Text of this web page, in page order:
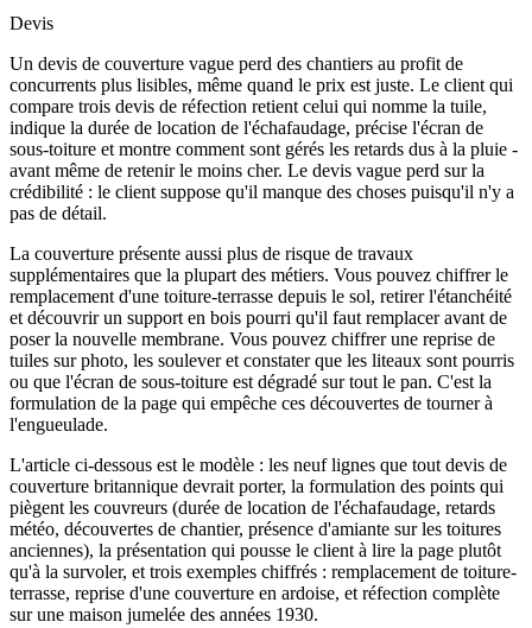
Devis
Un devis de couverture vague perd des chantiers au profit de
concurrents plus lisibles, même quand le prix est juste. Le client qui
compare trois devis de réfection retient celui qui nomme la tuile,
indique la durée de location de l'échafaudage, précise l'écran de
sous-toiture et montre comment sont gérés les retards dus à la pluie -
avant même de retenir le moins cher. Le devis vague perd sur la
crédibilité : le client suppose qu'il manque des choses puisqu'il n'y a
pas de détail.
La couverture présente aussi plus de risque de travaux
supplémentaires que la plupart des métiers. Vous pouvez chiffrer le
remplacement d'une toiture-terrasse depuis le sol, retirer l'étanchéité
et découvrir un support en bois pourri qu'il faut remplacer avant de
poser la nouvelle membrane. Vous pouvez chiffrer une reprise de
tuiles sur photo, les soulever et constater que les liteaux sont pourris
ou que l'écran de sous-toiture est dégradé sur tout le pan. C'est la
formulation de la page qui empêche ces découvertes de tourner à
l'engueulade.
L'article ci-dessous est le modèle : les neuf lignes que tout devis de
couverture britannique devrait porter, la formulation des points qui
piègent les couvreurs (durée de location de l'échafaudage, retards
météo, découvertes de chantier, présence d'amiante sur les toitures
anciennes), la présentation qui pousse le client à lire la page plutôt
qu'à la survoler, et trois exemples chiffrés : remplacement de toiture-
terrasse, reprise d'une couverture en ardoise, et réfection complète
sur une maison jumelée des années 1930.